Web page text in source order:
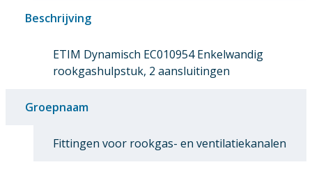
Beschrijving
ETIM Dynamisch EC010954 Enkelwandig
rookgashulpstuk, 2 aansluitingen
Groepnaam
Fittingen voor rookgas- en ventilatiekanalen